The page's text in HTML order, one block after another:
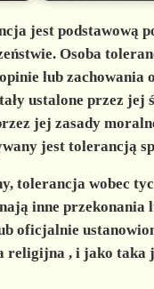
jest podstawową
Osoba
lub zachowania
ustalone przez jej
jej zasady
jest tolerancją
tolerancja wobec
inne przekonania
oficjalnie
religijna, i jako taka